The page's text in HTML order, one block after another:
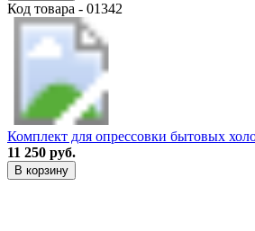
Код товара - 01342
Комплект для опрессовки бытовых
11 250 руб.
В корзину